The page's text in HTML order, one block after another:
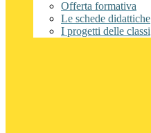
Offerta formativa
Le schede didattiche
I progetti delle classi